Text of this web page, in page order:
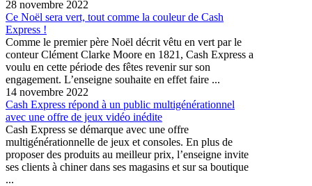
28 novembre 2022
Ce Noël sera vert, tout comme la couleur de Cash
Express !
Comme le premier père Noël décrit vêtu en vert par le
conteur Clément Clarke Moore en 1821, Cash Express a
voulu en cette période des fêtes revenir sur son
engagement. L’enseigne souhaite en effet faire ...
14 novembre 2022
Cash Express répond à un public multigénérationnel
avec une offre de jeux vidéo inédite
Cash Express se démarque avec une offre
multigénérationnelle de jeux et consoles. En plus de
proposer des produits au meilleur prix, l’enseigne invite
ses clients à chiner dans ses magasins et sur sa boutique
...